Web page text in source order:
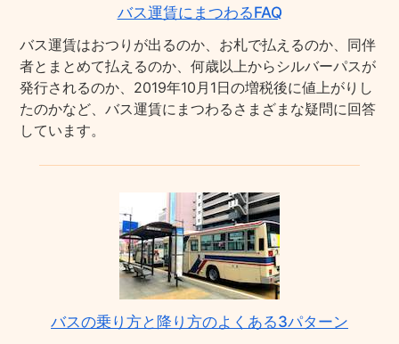
バス運賃にまつわるFAQ
バス運賃はおつりが出るのか、お札で払えるのか、同伴
者とまとめて払えるのか、何歳以上からシルバーパスが
発行されるのか、2019年10月1日の増税後に値上がりし
たのかなど、バス運賃にまつわるさまざまな疑問に回答
しています。
バスの乗り方と降り方のよくある3パターン